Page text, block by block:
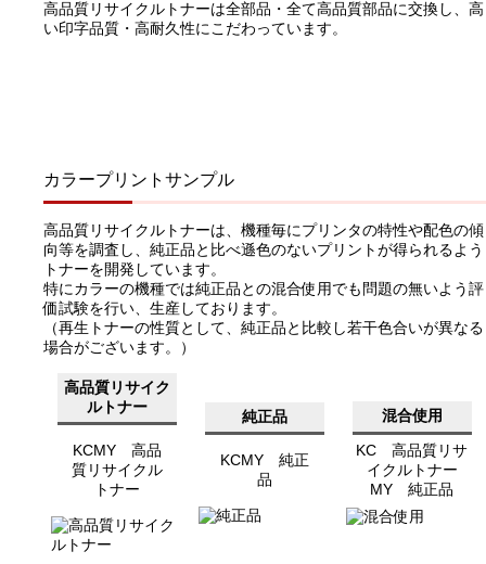
高品質リサイクルトナーは全部品・全て高品質部品に交換し、高
い印字品質・高耐久性にこだわっています。
カラープリントサンプル
高品質リサイクルトナーは、機種毎にプリンタの特性や配色の傾
向等を調査し、純正品と比べ遜色のないプリントが得られるよう
トナーを開発しています。
特にカラーの機種では純正品との混合使用でも問題の無いよう評
価試験を行い、生産しております。
（再生トナーの性質として、純正品と比較し若干色合いが異なる
場合がございます。）
高品質リサイク
ルトナー
KCMY 高品
質リサイクル
トナー
純正品
KCMY 純正
品
混合使用
KC 高品質リサ
イクルトナー
MY 純正品